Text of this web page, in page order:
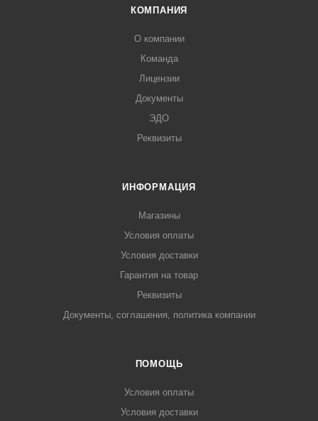
КОМПАНИЯ
О компании
Команда
Лицензии
Документы
ЭДО
Реквизиты
ИНФОРМАЦИЯ
Магазины
Условия оплаты
Условия доставки
Гарантия на товар
Реквизиты
Документы, соглашения, политика компании
ПОМОЩЬ
Условия оплаты
Условия доставки